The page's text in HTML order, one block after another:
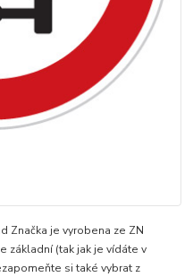
Značka je vyrobena ze ZN
základní (tak jak je vídáte v
si také vybrat z